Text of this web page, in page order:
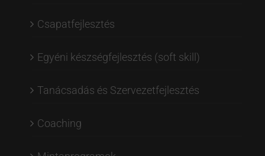
Csapatfejlesztés
Egyéni készségfejlesztés (soft skill)
Tanácsadás és Szervezetfejlesztés
Coaching